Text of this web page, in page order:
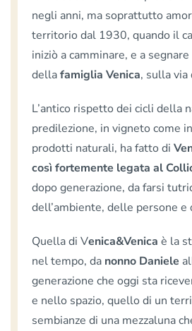
negli anni, ma soprattutto
territorio dal 1930, quando il
iniziò a camminare, e a
dellafamiglia Venica, sulla
L’antico rispetto dei cicli della
predilezione, in vigneto come
prodotti naturali, ha fatto di
così fortemente legata al
dopo generazione, da farsi
dell’ambiente, delle persone e
Quella di Venica&Venica è la
nel tempo, da nonno Daniele
generazione che oggi sta
e nello spazio, quello di un
sembianze di una mezzaluna